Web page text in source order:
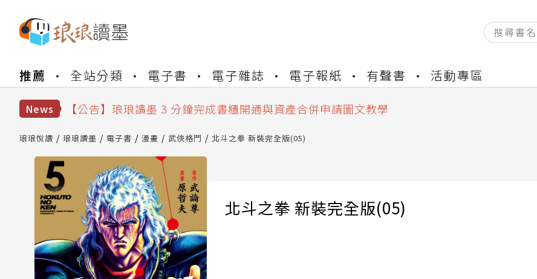
推薦 全站分類 電子書 電子雜誌 電子報紙 有聲書 活動專區
News
【公告】琅琅讀墨數位閱讀資產合併與書櫃開通申請
【公告】琅琅讀墨 3 分鐘完成書櫃開通與資產合併申請圖文教學
【公告】琅琅讀墨數位閱讀資產合併與書櫃開通申請
琅琅悅讀 琅琅讀墨 電子書 漫畫 武俠格鬥 北斗之拳 新裝完全版(05)
北斗之拳 新裝完全版(05)